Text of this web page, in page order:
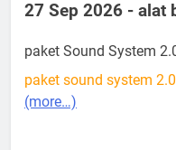
27 Sep 2026 - alat
paket Sound System
paket sound system
(more…)